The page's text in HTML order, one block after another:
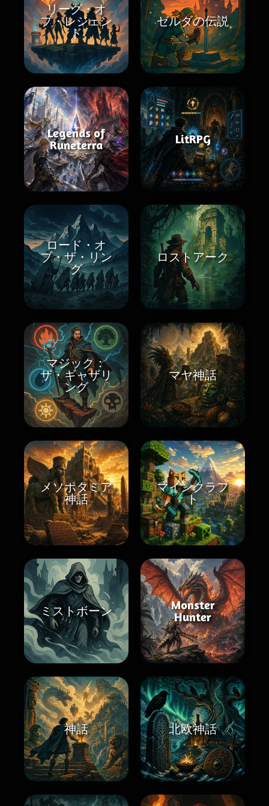
リーグ・オ
ブ・レジェン
ド
ゼルダの伝説
Legends of
Runeterra
LitRPG
ロード・オ
ブ・ザ・リン
グ
ロストアーク
マジック：
ザ・ギャザリ
ング
マヤ神話
メソポタミア
神話
マインクラフ
ト
ミストボーン
Monster
Hunter
神話 北欧神話